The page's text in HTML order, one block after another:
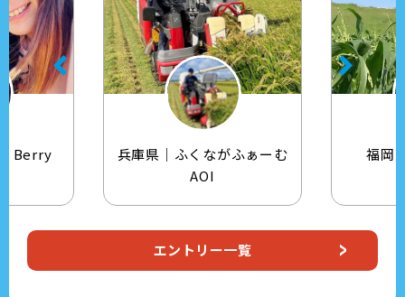
県｜ふくながふぁーむ
福岡県｜小屋松農園
エントリー一覧